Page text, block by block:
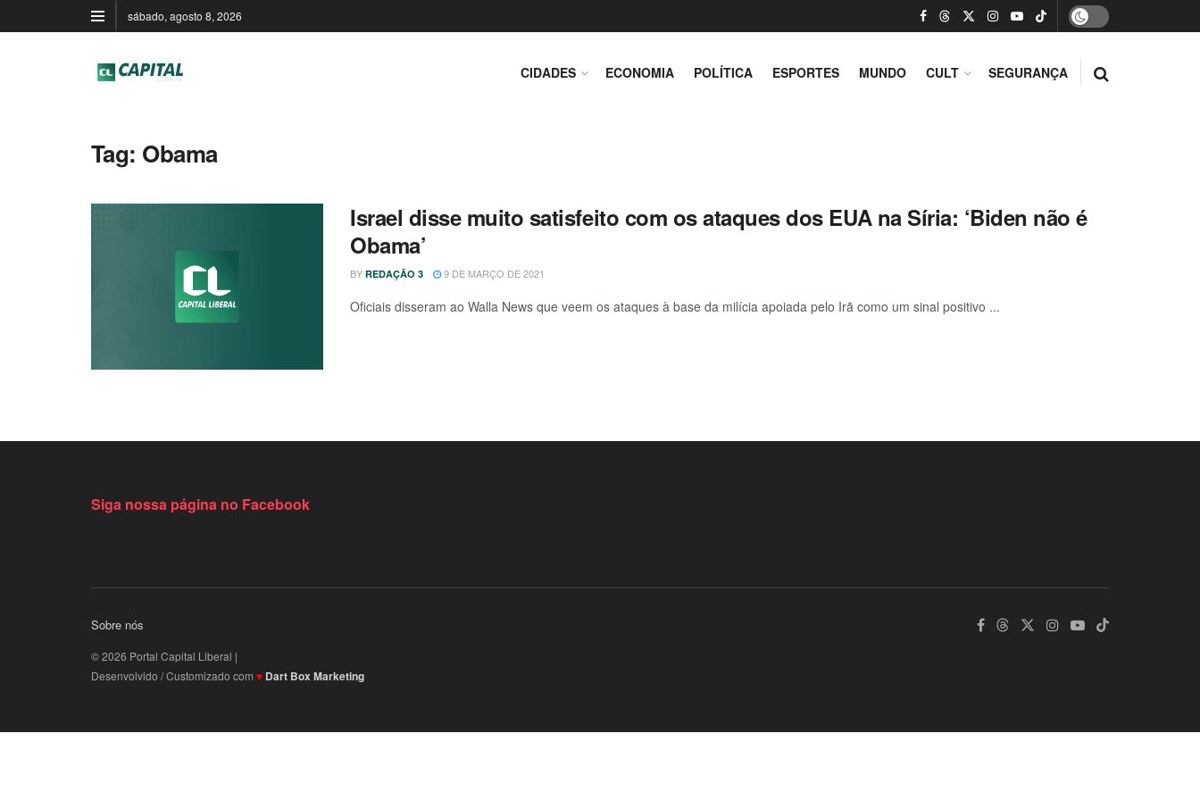
sábado, agosto 8, 2026
CIDADES ECONOMIA POLÍTICA ESPORTES MUNDO CULT SEGURANÇA
Tag: Obama
Israel disse muito satisfeito com os ataques dos EUA na Síria: ‘Biden não é
Obama’
BY REDAÇÃO 3 9 DE MARÇO DE 2021
Oficiais disseram ao Walla News que veem os ataques à base da milícia apoiada pelo Irã como um sinal positivo ...
Siga nossa página no Facebook
Sobre nós
© 2026 Portal Capital Liberal |
Desenvolvido / Customizado com ♥ Dart Box Marketing